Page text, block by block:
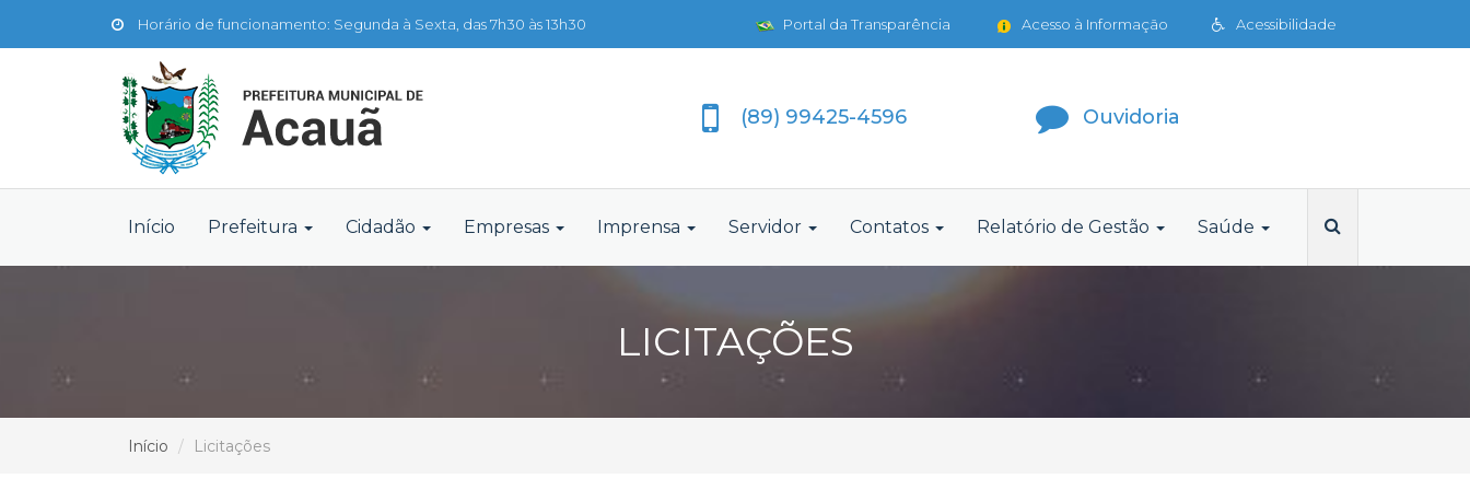
Horário de funcionamento: Segunda à Sexta, das 7h30 às 13h30 Acessibilidade
Acesso à Informação
Portal da Transparência
(89) 99425-4596 Ouvidoria
Início Prefeitura Cidadão Empresas Imprensa Servidor Contatos Relatório de Gestão Saúde
LICITAÇÕES
Início Licitações